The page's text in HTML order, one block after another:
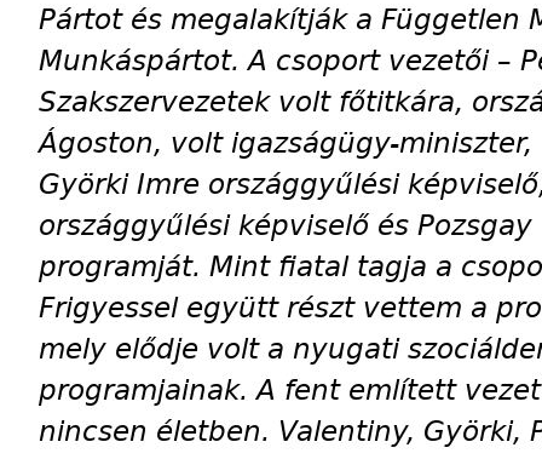
Pártot és megalakítják a Független
Munkáspártot. A csoport vezetői –
Szakszervezetek volt főtitkára,
Ágoston, volt igazságügy-
Györki Imre országgyűlési
országgyűlési képviselő és
programját. Mint fiatal tagja a
Frigyessel együtt részt vettem a
mely elődje volt a nyugati
programjainak. A fent említett
nincsen életben. Valentiny, Györki,